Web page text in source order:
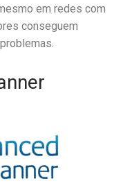
em redes com
conseguem